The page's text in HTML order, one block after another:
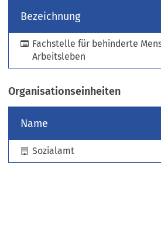
e
n
T
b
Bezeichnung
Fachstelle für behinderte
Arbeitsleben
Organisationseinheiten
Name
Sozialamt